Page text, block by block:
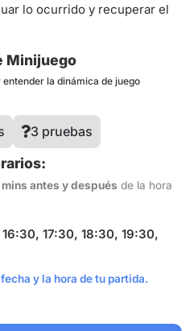
lo ocurrido y recuperar el
Minijuego
la dinámica de juego
3 pruebas
antes y después de la hora
17:30, 18:30, 19:30,
y la hora de tu partida.